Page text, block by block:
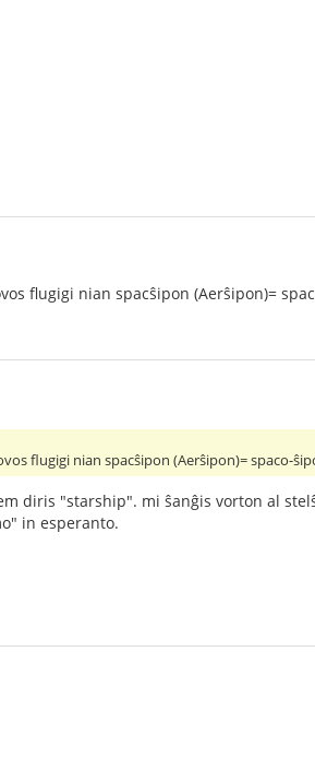
flugigi nian spacŝipon (Aerŝipon)=
flugigi nian spacŝipon (Aerŝipon)= spaco-
diris "starship". mi ŝanĝis vorton al
in esperanto.